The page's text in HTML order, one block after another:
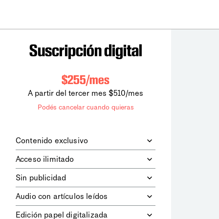
Suscripción digital
$255/mes
A partir del tercer mes $510/mes
Podés cancelar cuando quieras
Contenido exclusivo
digitales dela diaria
los contenidos de Le Monde
diplomatique.
Acceso ilimitado
contenidos.
Sin publicidad
publicitarios.
Audio con artículos leídos
Edición papel digitalizada